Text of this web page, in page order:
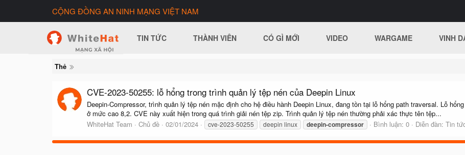
CỘNG ĐỒNG AN NINH MẠNG VIỆT NAM
TIN TỨC THÀNH VIÊN CÓ GÌ MỚI VIDEO WARGAME VINH
Thẻ
CVE-2023-50255: lỗ hổng trong trình quản lý tệp nén của Deepin Linux
Deepin-Compressor, trình quản lý tệp nén mặc định cho hệ điều hành Deepin Linux, đang tồn tại lỗ hổng path traversal. Lỗ
ở mức cao 8,2. CVE này xuất hiện trong quá trình giải nén tệp zip. Trình quản lý tệp nén thường phải xác thực tên tệp...
WhiteHat Team
Chủ đề 02/01/2024 cve-2023-50255 deepin linux deepin-compressor Bình luận: 0 Diễn đàn: Tin